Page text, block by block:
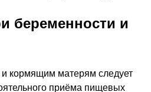
беременности и
кормящим матерям следует
приёма пищевых